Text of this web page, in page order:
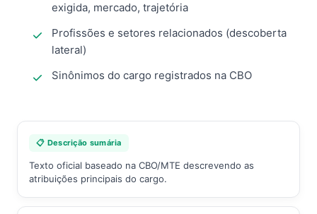
exigida, mercado, trajetória
Profissões e setores relacionados (descoberta
lateral)
Sinônimos do cargo registrados na CBO
📋 Descrição sumária
Texto oficial baseado na CBO/MTE descrevendo as
atribuições principais do cargo.